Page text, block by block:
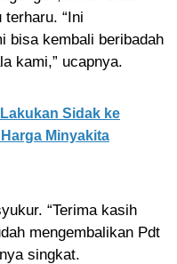
“Ini
bisa kembali beribadah
kami,” ucapnya.
Sidak ke
Minyakita
“Terima kasih
mengembalikan Pdt
singkat.